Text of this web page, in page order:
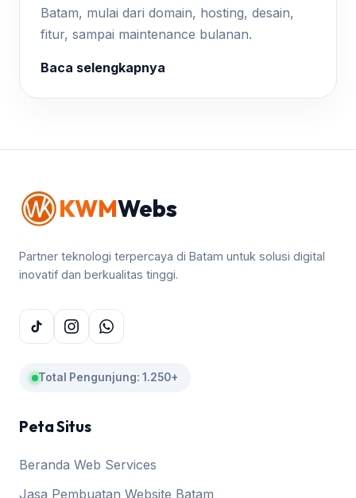
Batam, mulai dari domain, hosting, desain,
fitur, sampai maintenance bulanan.
Baca selengkapnya
KWMWebs
Partner teknologi terpercaya di Batam untuk solusi digital
inovatif dan berkualitas tinggi.
Total Pengunjung: 1.250+
Peta Situs
Beranda Web Services
Jasa Pembuatan Website Batam